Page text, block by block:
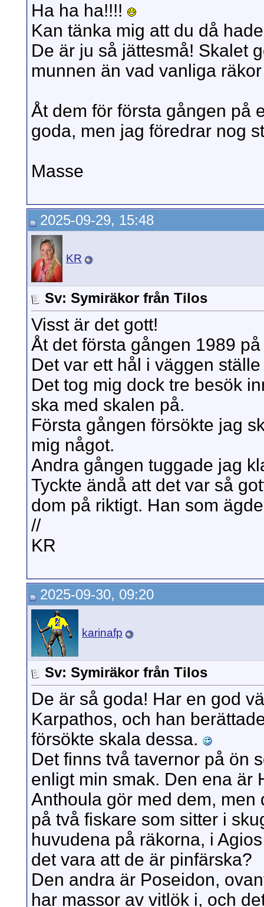
Ha ha ha!!!!
Kan tänka mig att du då
De är ju så jättesmå! Skalet
munnen än vad vanliga
Åt dem för första gången på
goda, men jag föredrar nog
Masse
2025-09-29, 15:48
KR
Sv: Symiräkor från Tilos
Visst är det gott!
Åt det första gången 1989
Det var ett hål i väggen
Det tog mig dock tre besök
ska med skalen på.
Första gången försökte jag
mig något.
Andra gången tuggade jag
Tyckte ändå att det var så
dom på riktigt. Han som
//
KR
2025-09-30, 09:20
karinafp
Sv: Symiräkor från Tilos
De är så goda! Har en god
Karpathos, och han
försökte skala dessa.
Det finns två tavernor på ön
enligt min smak. Den ena är
Anthoula gör med dem,
på två fiskare som sitter i
huvudena på räkorna, i
det vara att de är pinfärska?
Den andra är Poseidon,
har massor av vitlök i, och